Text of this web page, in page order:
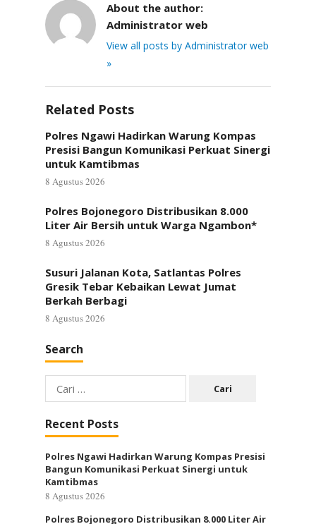
About the author:
Administrator web
View all posts by Administrator web
»
Related Posts
Polres Ngawi Hadirkan Warung Kompas
Presisi Bangun Komunikasi Perkuat Sinergi
untuk Kamtibmas
8 Agustus 2026
Polres Bojonegoro Distribusikan 8.000
Liter Air Bersih untuk Warga Ngambon*
8 Agustus 2026
Susuri Jalanan Kota, Satlantas Polres
Gresik Tebar Kebaikan Lewat Jumat
Berkah Berbagi
8 Agustus 2026
Search
Cari
untuk:
Recent Posts
Polres Ngawi Hadirkan Warung Kompas Presisi
Bangun Komunikasi Perkuat Sinergi untuk
Kamtibmas
8 Agustus 2026
Polres Bojonegoro Distribusikan 8.000 Liter Air